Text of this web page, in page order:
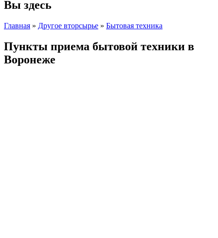
Вы здесь
Главная » Другое вторсырье » Бытовая техника
Пункты приема бытовой техники в
Воронеже